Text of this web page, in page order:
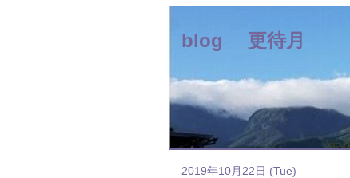
blog 更待月
2019年10月22日 (Tue)